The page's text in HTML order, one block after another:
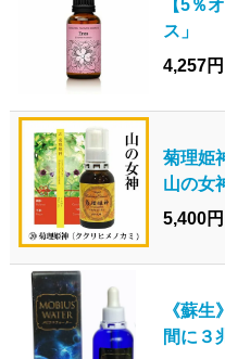
【5％
ス」
4,257円
菊理姫
山の女
5,400円
《蘇
間に３